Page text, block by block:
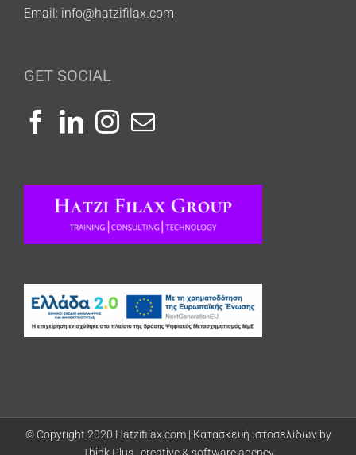
Email: info@hatzifilax.com
GET SOCIAL
© Copyright 2020 Hatzifilax.com | Κατασκευή ιστοσελίδων by